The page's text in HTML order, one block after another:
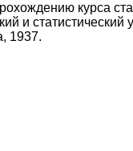
курса
и
1937.